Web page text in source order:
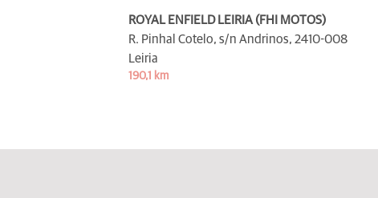
ROYAL ENFIELD LEIRIA (FHI MOTOS)
R. Pinhal Cotelo, s/n Andrinos, 2410-008
Leiria
190,1 km